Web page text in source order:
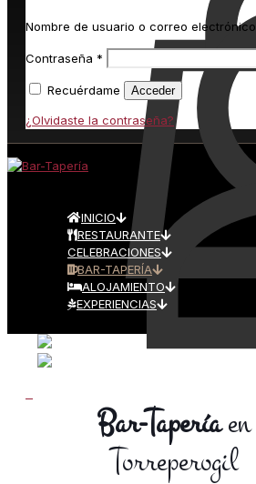
Nombre de usuario o correo electrónico
Contraseña *
Recuérdame Acceder
¿Olvidaste la contraseña?
INICIO
RESTAURANTE
CELEBRACIONES
BAR-TAPERÍA
ALOJAMIENTO
EXPERIENCIAS
Bar-Taperíaen
Torreperogil